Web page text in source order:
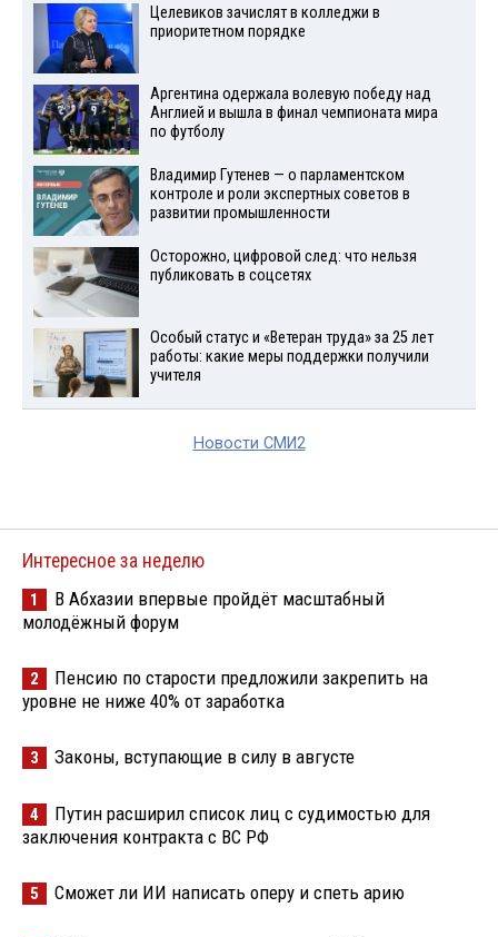
Целевиков зачислят в колледжи в
приоритетном порядке
Аргентина одержала волевую победу над
Англией и вышла в финал чемпионата мира
по футболу
Владимир Гутенев — о парламентском
контроле и роли экспертных советов в
развитии промышленности
Осторожно, цифровой след: что нельзя
публиковать в соцсетях
Особый статус и «Ветеран труда» за 25 лет
работы: какие меры поддержки получили
учителя
Новости СМИ2
Интересное за неделю
1
В Абхазии впервые пройдёт масштабный
молодёжный форум
2
Пенсию по старости предложили закрепить на
уровне не ниже 40% от заработка
3 Законы, вступающие в силу в августе
4
Путин расширил список лиц с судимостью для
заключения контракта с ВС РФ
5 Сможет ли ИИ написать оперу и спеть арию